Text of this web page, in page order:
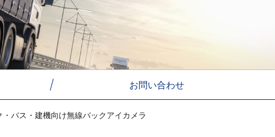
お問い合わせ
・バス・建機向け無線バックアイカメラ